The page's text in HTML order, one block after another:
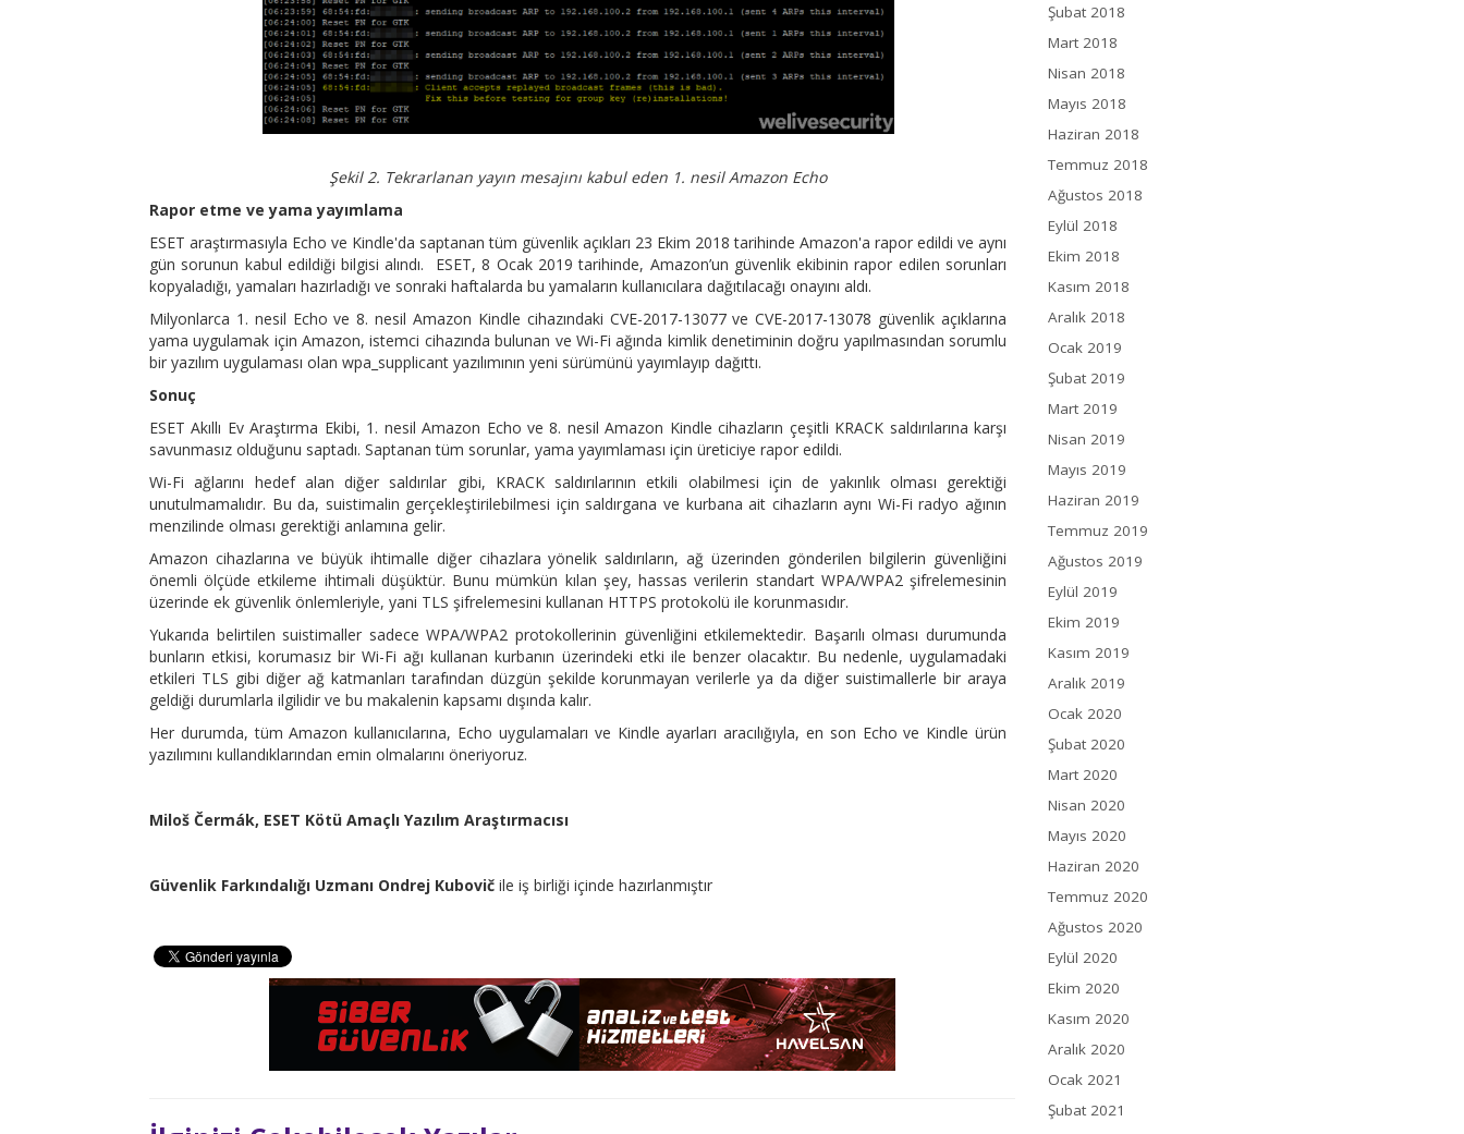
Şekil 2. Tekrarlanan yayın mesajını kabul eden 1. nesil Amazon Echo
Rapor etme ve yama yayımlama
ESET araştırmasıyla Echo ve Kindle'da saptanan tüm güvenlik açıkları 23 Ekim 2018 tarihinde Amazon'a rapor edildi ve aynı
gün sorunun kabul edildiği bilgisi alındı. ESET, 8 Ocak 2019 tarihinde, Amazon’un güvenlik ekibinin rapor edilen sorunları
kopyaladığı, yamaları hazırladığı ve sonraki haftalarda bu yamaların kullanıcılara dağıtılacağı onayını aldı.
Milyonlarca 1. nesil Echo ve 8. nesil Amazon Kindle cihazındaki CVE-2017-13077 ve CVE-2017-13078 güvenlik açıklarına
yama uygulamak için Amazon, istemci cihazında bulunan ve Wi-Fi ağında kimlik denetiminin doğru yapılmasından sorumlu
bir yazılım uygulaması olan wpa_supplicant yazılımının yeni sürümünü yayımlayıp dağıttı.
Sonuç
ESET Akıllı Ev Araştırma Ekibi, 1. nesil Amazon Echo ve 8. nesil Amazon Kindle cihazların çeşitli KRACK saldırılarına karşı
savunmasız olduğunu saptadı. Saptanan tüm sorunlar, yama yayımlaması için üreticiye rapor edildi.
Wi-Fi ağlarını hedef alan diğer saldırılar gibi, KRACK saldırılarının etkili olabilmesi için de yakınlık olması gerektiği
unutulmamalıdır. Bu da, suistimalin gerçekleştirilebilmesi için saldırgana ve kurbana ait cihazların aynı Wi-Fi radyo ağının
menzilinde olması gerektiği anlamına gelir.
Amazon cihazlarına ve büyük ihtimalle diğer cihazlara yönelik saldırıların, ağ üzerinden gönderilen bilgilerin güvenliğini
önemli ölçüde etkileme ihtimali düşüktür. Bunu mümkün kılan şey, hassas verilerin standart WPA/WPA2 şifrelemesinin
üzerinde ek güvenlik önlemleriyle, yani TLS şifrelemesini kullanan HTTPS protokolü ile korunmasıdır.
Yukarıda belirtilen suistimaller sadece WPA/WPA2 protokollerinin güvenliğini etkilemektedir. Başarılı olması durumunda
bunların etkisi, korumasız bir Wi-Fi ağı kullanan kurbanın üzerindeki etki ile benzer olacaktır. Bu nedenle, uygulamadaki
etkileri TLS gibi diğer ağ katmanları tarafından düzgün şekilde korunmayan verilerle ya da diğer suistimallerle bir araya
geldiği durumlarla ilgilidir ve bu makalenin kapsamı dışında kalır.
Her durumda, tüm Amazon kullanıcılarına, Echo uygulamaları ve Kindle ayarları aracılığıyla, en son Echo ve Kindle ürün
yazılımını kullandıklarından emin olmalarını öneriyoruz.
Miloš Čermák, ESET Kötü Amaçlı Yazılım Araştırmacısı
Güvenlik Farkındalığı Uzmanı Ondrej Kubovič ile iş birliği içinde hazırlanmıştır
Şubat 2018
Mart 2018
Nisan 2018
Mayıs 2018
Haziran 2018
Temmuz 2018
Ağustos 2018
Eylül 2018
Ekim 2018
Kasım 2018
Aralık 2018
Ocak 2019
Şubat 2019
Mart 2019
Nisan 2019
Mayıs 2019
Haziran 2019
Temmuz 2019
Ağustos 2019
Eylül 2019
Ekim 2019
Kasım 2019
Aralık 2019
Ocak 2020
Şubat 2020
Mart 2020
Nisan 2020
Mayıs 2020
Haziran 2020
Temmuz 2020
Ağustos 2020
Eylül 2020
Ekim 2020
Kasım 2020
Aralık 2020
Ocak 2021
Şubat 2021